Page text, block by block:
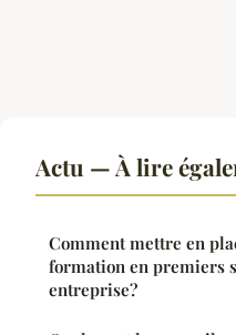
Actu — À lire
Comment mettre en
formation en premiers
entreprise?